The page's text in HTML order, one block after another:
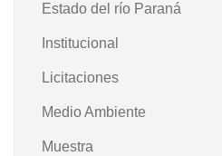
Estado del río Paraná
Institucional
Licitaciones
Medio Ambiente
Muestra